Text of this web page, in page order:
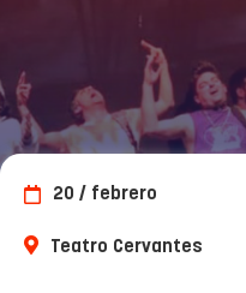
20 / febrero
Teatro Cervantes